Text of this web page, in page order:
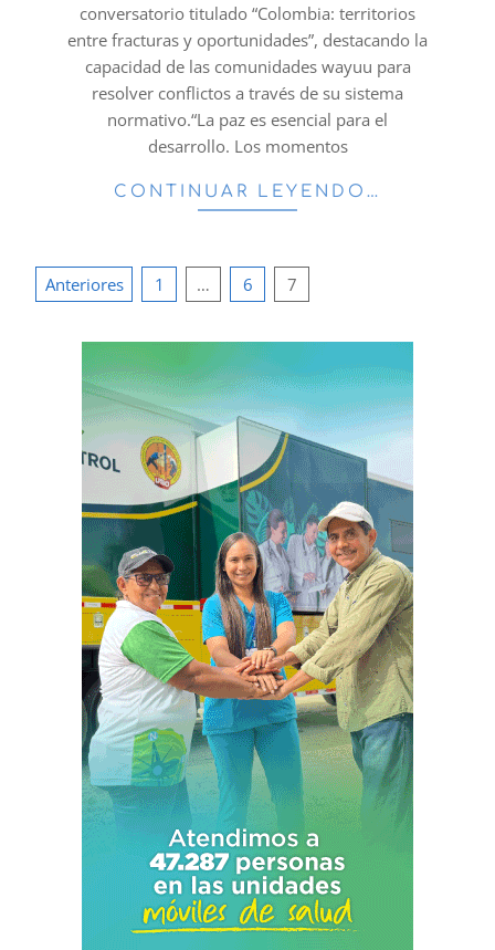
conversatorio titulado “Colombia: territorios
entre fracturas y oportunidades”, destacando la
capacidad de las comunidades wayuu para
resolver conflictos a través de su sistema
normativo.“La paz es esencial para el
desarrollo. Los momentos
CONTINUAR LEYENDO…
Paginación
entradas
Anteriores 1 … 6 7